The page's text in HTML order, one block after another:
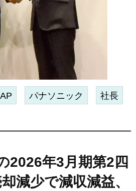
パナソニック 社長
2026年3月期第2四
減少で減収減益、